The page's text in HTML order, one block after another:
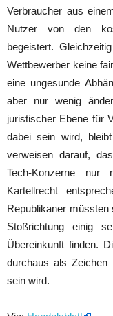
Verbraucher aus
Nutzer von den
begeistert.
Wettbewerber keine
eine ungesunde
aber nur wenig
juristischer Ebene für
dabei sein wird,
verweisen darauf,
Tech-Konzerne
Kartellrecht
Republikaner
Stoßrichtung einig
Übereinkunft finden.
durchaus als Zeichen
sein wird.